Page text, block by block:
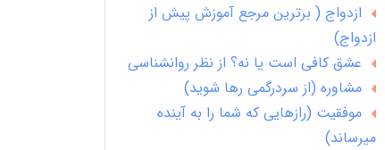
ازدواج ( برترین مرجع آموزش پیش از
ازدواج)
عشق کافی است یا نه؟ از نظر روانشناسی
مشاوره (از سردرگمی رها شوید)
موفقیت (رازهایی که شما را به آینده
میرساند)